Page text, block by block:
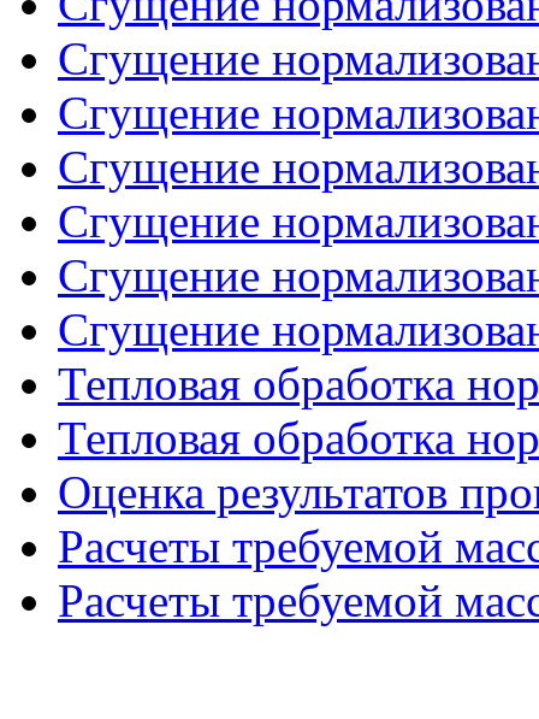
Сгущение
Сгущение
Сгущение
Сгущение
Сгущение
Сгущение
Тепловая обработка
Тепловая обработка
Оценка результатов
Расчеты требуемой
Расчеты требуемой